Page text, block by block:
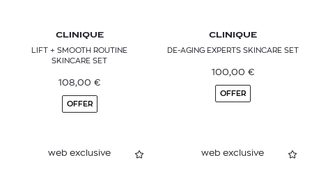
CLINIQUE
LIFT + SMOOTH ROUTINE
SKINCARE SET
108,00 €
OFFER
CLINIQUE
DE-AGING EXPERTS SKINCARE SET
100,00 €
OFFER
web exclusive web exclusive